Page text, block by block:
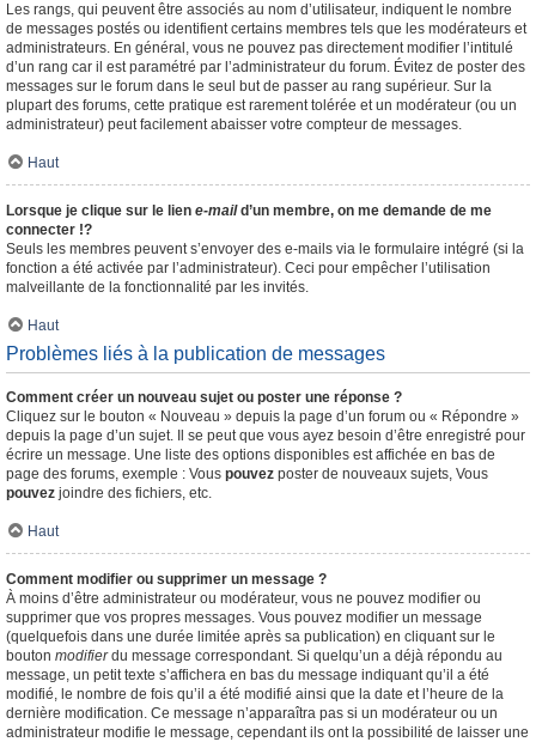
Les rangs, qui peuvent être associés au nom d’utilisateur, indiquent le nombre
de messages postés ou identifient certains membres tels que les modérateurs et
administrateurs. En général, vous ne pouvez pas directement modifier l’intitulé
d’un rang car il est paramétré par l’administrateur du forum. Évitez de poster des
messages sur le forum dans le seul but de passer au rang supérieur. Sur la
plupart des forums, cette pratique est rarement tolérée et un modérateur (ou un
administrateur) peut facilement abaisser votre compteur de messages.
Haut
Lorsque je clique sur le lien e-maild’un membre, on me demande de me
connecter !?
Seuls les membres peuvent s’envoyer des e-mails via le formulaire intégré (si la
fonction a été activée par l’administrateur). Ceci pour empêcher l’utilisation
malveillante de la fonctionnalité par les invités.
Haut
Problèmes liés à la publication de messages
Comment créer un nouveau sujet ou poster une réponse ?
Cliquez sur le bouton « Nouveau » depuis la page d’un forum ou « Répondre »
depuis la page d’un sujet. Il se peut que vous ayez besoin d’être enregistré pour
écrire un message. Une liste des options disponibles est affichée en bas de
page des forums, exemple : Vous pouvez poster de nouveaux sujets, Vous
pouvez joindre des fichiers, etc.
Haut
Comment modifier ou supprimer un message ?
À moins d’être administrateur ou modérateur, vous ne pouvez modifier ou
supprimer que vos propres messages. Vous pouvez modifier un message
(quelquefois dans une durée limitée après sa publication) en cliquant sur le
bouton modifierdu message correspondant. Si quelqu’un a déjà répondu au
message, un petit texte s’affichera en bas du message indiquant qu’il a été
modifié, le nombre de fois qu’il a été modifié ainsi que la date et l’heure de la
dernière modification. Ce message n’apparaîtra pas si un modérateur ou un
administrateur modifie le message, cependant ils ont la possibilité de laisser une